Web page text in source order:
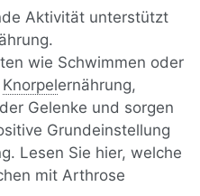
Aktivität unterstützt
wie Schwimmen oder
Knorpelernährung,
Gelenke und sorgen
Grundeinstellung
Lesen Sie hier, welche
mit Arthrose